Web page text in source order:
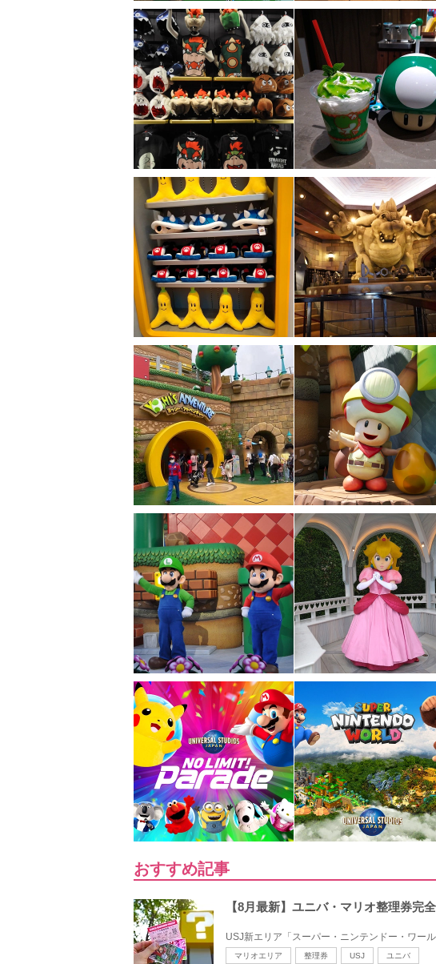
おすすめ記事
【8月最新】ユニバ・マリオ整理券完
USJ新エリア「スーパー・ニンテンドー・ワー
マリオエリア 整理券 USJ ユニバ